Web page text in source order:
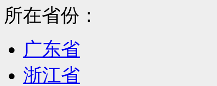
所在省份：
广东省
浙江省